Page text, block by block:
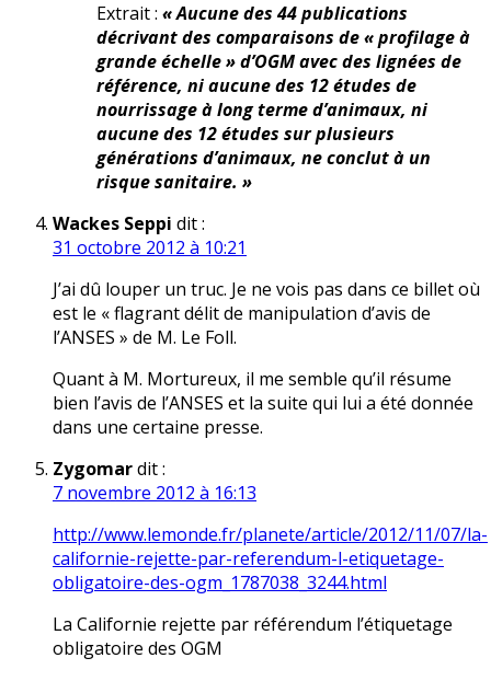
Extrait : « Aucune des 44 publications
décrivant des comparaisons de « profilage à
grande échelle » d’OGM avec des lignées de
référence, ni aucune des 12 études de
nourrissage à long terme d’animaux, ni
aucune des 12 études sur plusieurs
générations d’animaux, ne conclut à un
risque sanitaire. »
Wackes Seppi dit :
31 octobre 2012 à 10:21
J’ai dû louper un truc. Je ne vois pas dans ce billet où
est le « flagrant délit de manipulation d’avis de
l’ANSES » de M. Le Foll.
Quant à M. Mortureux, il me semble qu’il résume
bien l’avis de l’ANSES et la suite qui lui a été donnée
dans une certaine presse.
Zygomardit :
7 novembre 2012 à 16:13
http://www.lemonde.fr/planete/article/2012/11/07/la-
californie-rejette-par-referendum-l-etiquetage-
obligatoire-des-ogm_1787038_3244.html
La Californie rejette par référendum l’étiquetage
obligatoire des OGM